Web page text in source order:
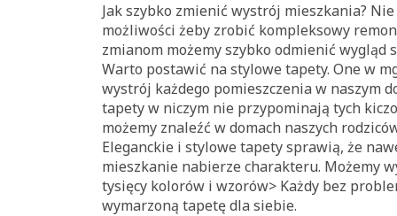
Jak szybko zmienić wystrój mieszkania?
możliwości żeby zrobić kompleksowy
zmianom możemy szybko odmienić wygląd
Warto postawić na stylowe tapety. One w
wystrój każdego pomieszczenia w naszym
tapety w niczym nie przypominają tych
możemy znaleźć w domach naszych
Eleganckie i stylowe tapety sprawią, że
mieszkanie nabierze charakteru. Możemy
tysięcy kolorów i wzorów> Każdy bez
wymarzoną tapetę dla siebie.